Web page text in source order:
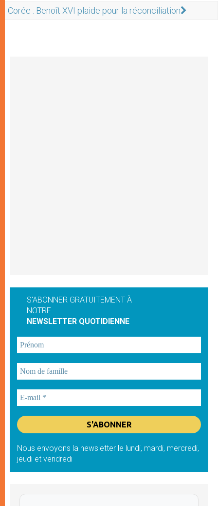
Corée : Benoît XVI plaide pour la réconciliation
S'ABONNER GRATUITEMENT À
NOTRE
NEWSLETTER QUOTIDIENNE
Nous envoyons la newsletter le lundi, mardi, mercredi,
jeudi et vendredi